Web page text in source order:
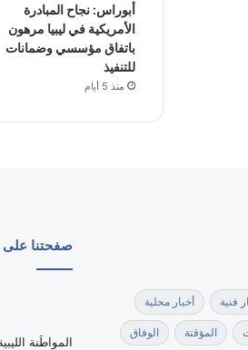
أبوراس: نجاح المبادرة
الأمريكية في ليبيا مرهون
باتفاق مؤسسي وضمانات
للتنفيذ
منذ 5 أيام
فنية أخبار محلية
المؤقتة الوفاق
صفحتنا على
‏المواطَنة